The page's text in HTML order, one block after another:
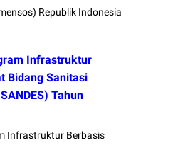
Republik Indonesia
Infrastruktur
Bidang Sanitasi
Tahun
Infrastruktur Berbasis